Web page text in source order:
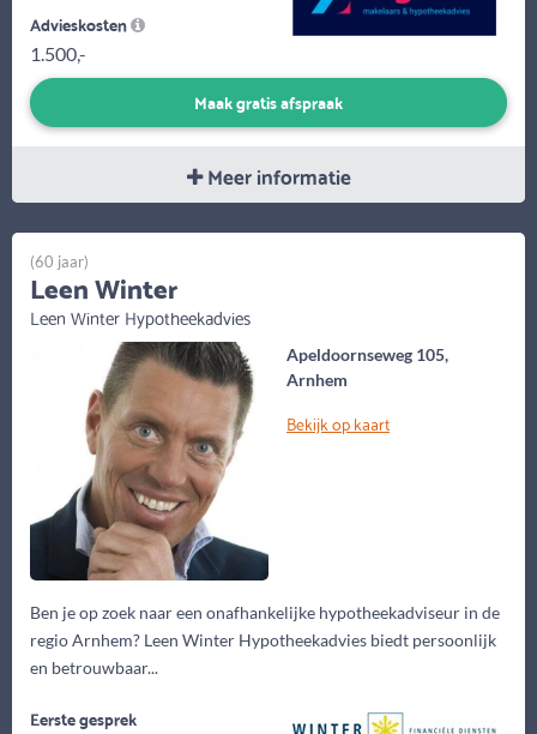
Advieskosten
1.500,-
Maak gratis afspraak
Meer informatie
Apeldoornseweg 105,
Arnhem
Bekijk op kaart
Ben je op zoek naar een onafhankelijke hypotheekadviseur in de
regio Arnhem? Leen Winter Hypotheekadvies biedt persoonlijk
en betrouwbaar...
(60 jaar)
Leen Winter
Leen Winter Hypotheekadvies
Eerste gesprek